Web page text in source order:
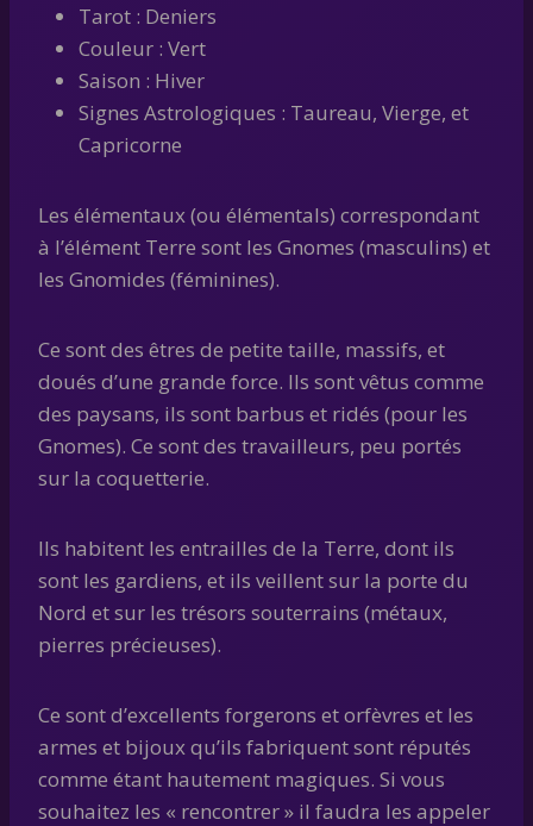
Tarot : Deniers
Couleur : Vert
Saison : Hiver
Signes Astrologiques : Taureau, Vierge, et
Capricorne
Les élémentaux (ou élémentals) correspondant
à l’élément Terre sont les Gnomes (masculins) et
les Gnomides (féminines).
Ce sont des êtres de petite taille, massifs, et
doués d’une grande force. Ils sont vêtus comme
des paysans, ils sont barbus et ridés (pour les
Gnomes). Ce sont des travailleurs, peu portés
sur la coquetterie.
Ils habitent les entrailles de la Terre, dont ils
sont les gardiens, et ils veillent sur la porte du
Nord et sur les trésors souterrains (métaux,
pierres précieuses).
Ce sont d’excellents forgerons et orfèvres et les
armes et bijoux qu’ils fabriquent sont réputés
comme étant hautement magiques. Si vous
souhaitez les « rencontrer » il faudra les appeler